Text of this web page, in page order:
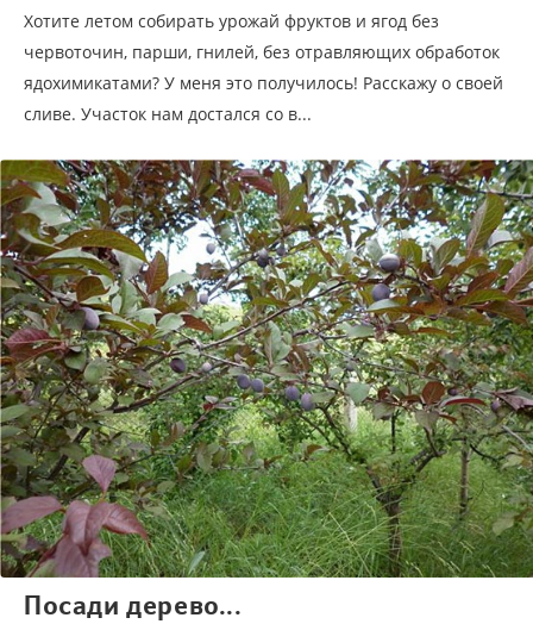
Хотите летом собирать урожай фруктов и ягод без
червоточин, парши, гнилей, без отравляющих обработок
ядохимикатами? У меня это получилось! Расскажу о своей
сливе. Участок нам достался со в...
Посади дерево...